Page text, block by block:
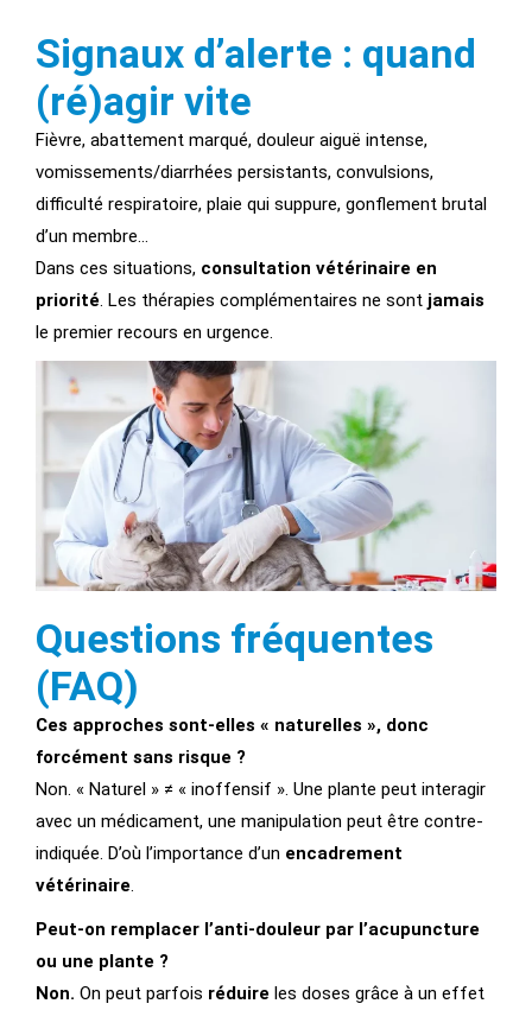
Signaux d’alerte : quand
(ré)agir vite
Fièvre, abattement marqué, douleur aiguë intense,
vomissements/diarrhées persistants, convulsions,
difficulté respiratoire, plaie qui suppure, gonflement brutal
d’un membre…
Dans ces situations, consultation vétérinaire en
priorité. Les thérapies complémentaires ne sont jamais
le premier recours en urgence.
Questions fréquentes
(FAQ)
Ces approches sont-elles « naturelles », donc
forcément sans risque ?
Non. « Naturel » ≠ « inoffensif ». Une plante peut interagir
avec un médicament, une manipulation peut être contre-
indiquée. D’où l’importance d’un encadrement
vétérinaire.
Peut-on remplacer l’anti-douleur par l’acupuncture
ou une plante ?
Non. On peut parfois réduire les doses grâce à un effet